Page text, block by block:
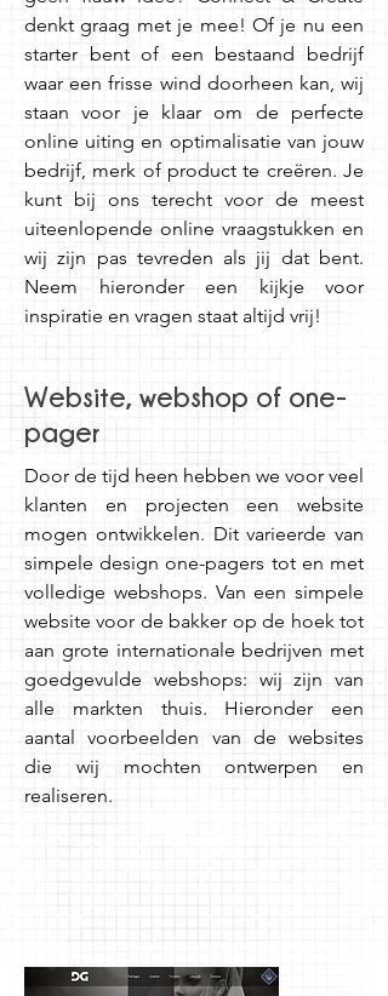
denkt graag met je mee! Of je nu een
starter bent of een bestaand bedrijf
waar een frisse wind doorheen kan, wij
staan voor je klaar om de perfecte
online uiting en optimalisatie van jouw
bedrijf, merk of product te creëren. Je
kunt bij ons terecht voor de meest
uiteenlopende online vraagstukken en
wij zijn pas tevreden als jij dat bent.
Neem hieronder een kijkje voor
inspiratie en vragen staat altijd vrij!
Website, webshop of one-
pager
Door de tijd heen hebben we voor veel
klanten en projecten een website
mogen ontwikkelen. Dit varieerde van
simpele design one-pagers tot en met
volledige webshops. Van een simpele
website voor de bakker op de hoek tot
aan grote internationale bedrijven met
goedgevulde webshops: wij zijn van
alle markten thuis. Hieronder een
aantal voorbeelden van de websites
die wij mochten ontwerpen en
realiseren.